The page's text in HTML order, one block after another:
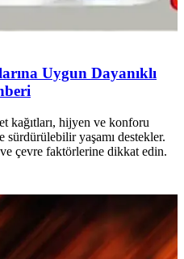
Uygun Dayanıklı
kağıtları, hijyen ve konforu
sürdürülebilir yaşamı destekler.
çevre faktörlerine dikkat edin.